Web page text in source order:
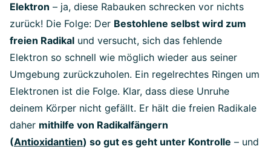
Elektron – ja, diese Rabauken schrecken vor nichts
zurück! Die Folge: Der Bestohlene selbst wird zum
freien Radikal und versucht, sich das fehlende
Elektron so schnell wie möglich wieder aus seiner
Umgebung zurückzuholen. Ein regelrechtes Ringen um
Elektronen ist die Folge. Klar, dass diese Unruhe
deinem Körper nicht gefällt. Er hält die freien Radikale
daher mithilfe von Radikalfängern
(Antioxidantien) so gut es geht unter Kontrolle – und